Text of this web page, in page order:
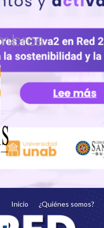
Inicio ¿Quiénes somos?